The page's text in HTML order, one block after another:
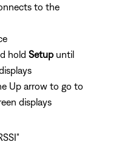
to the
hold Setup until
Up arrow to go to
displays